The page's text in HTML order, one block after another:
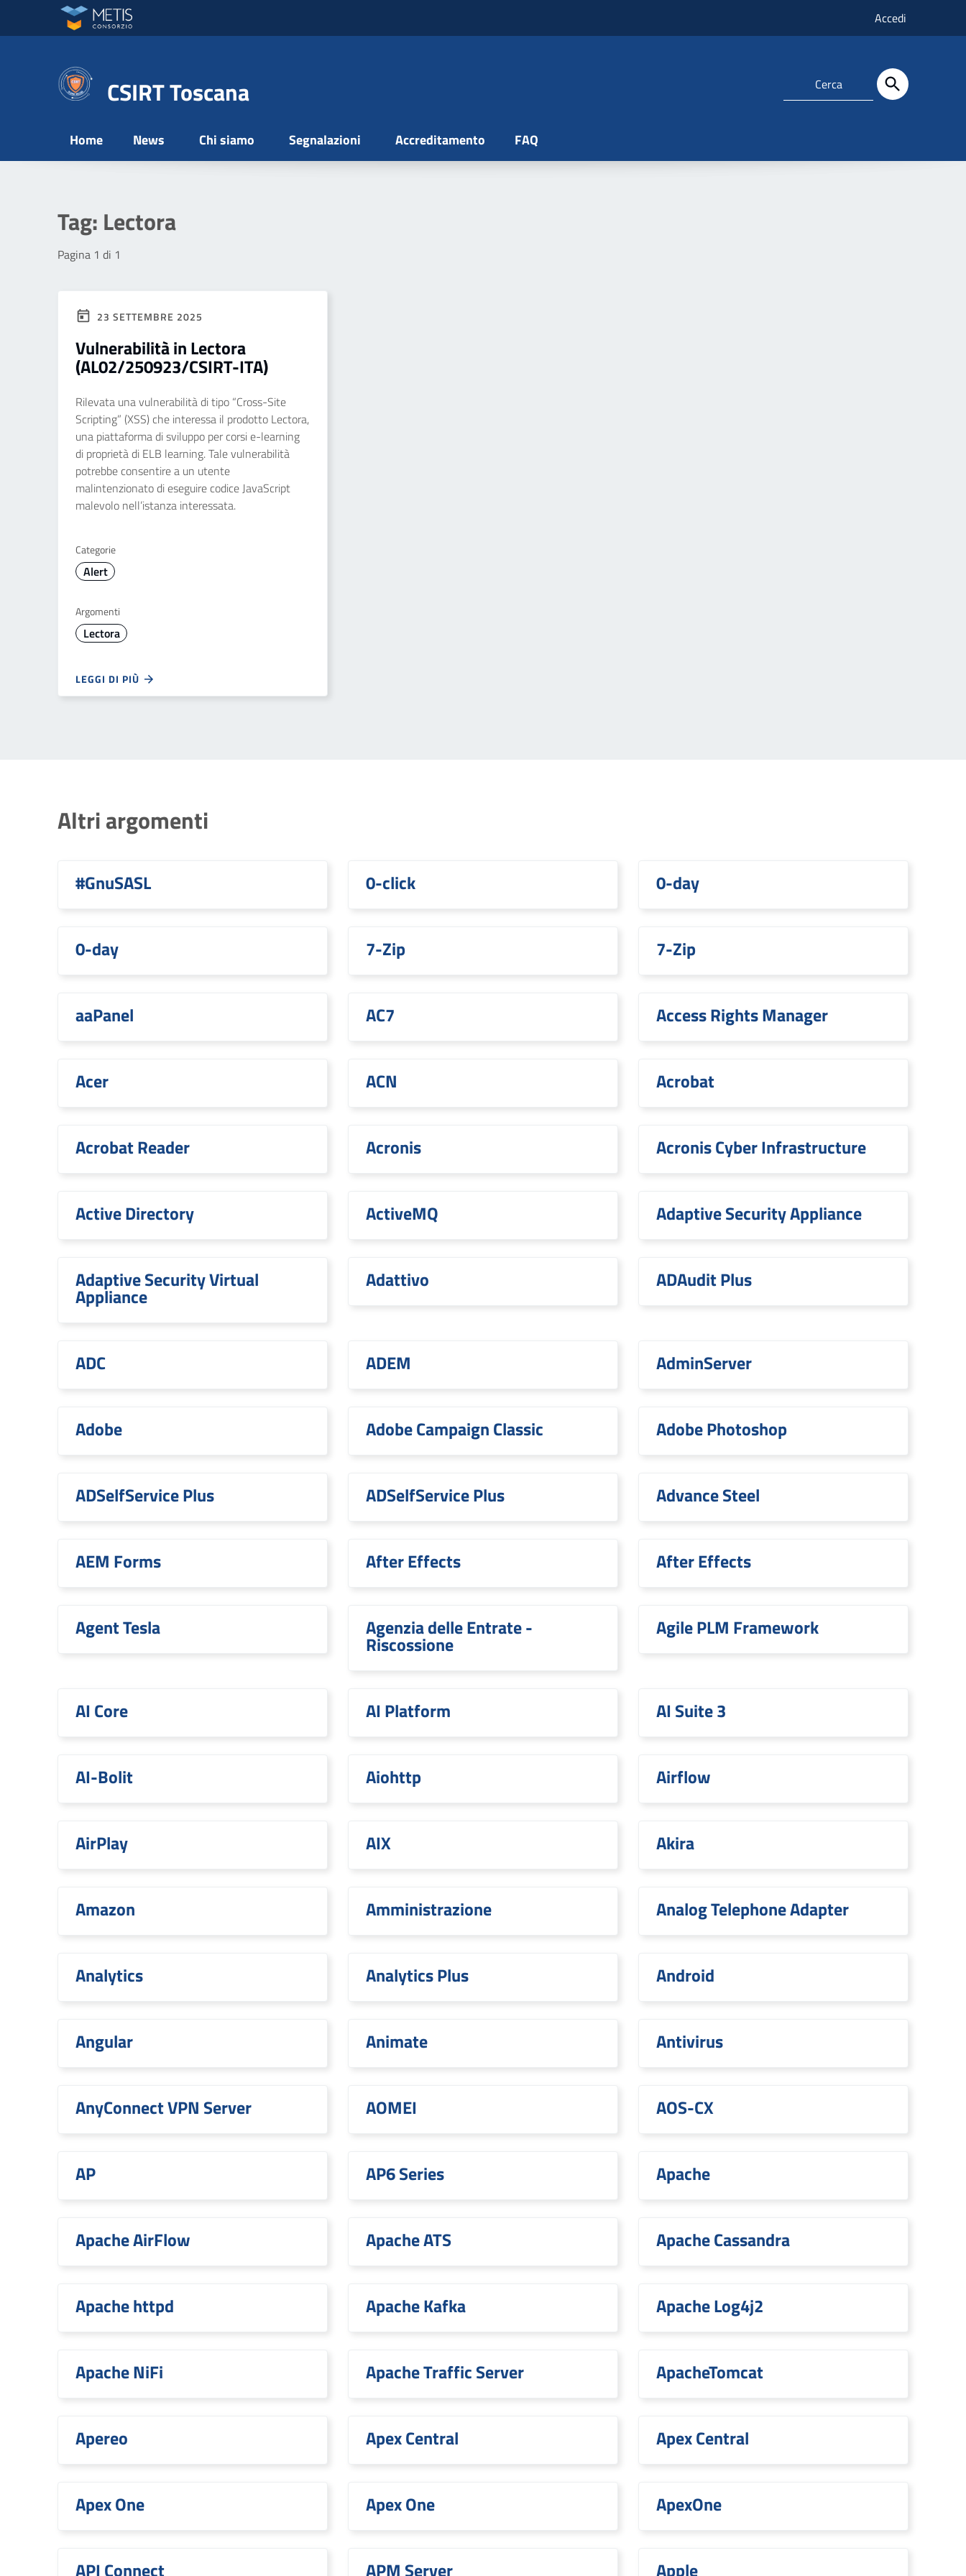
Vai ai contenuti
Vai al menu di navigazione
Accedi
CSIRT Toscana
Home News Chi siamo Segnalazioni Accreditamento FAQ
Tag: Lectora
Pagina 1 di 1
23 SETTEMBRE 2025
Vulnerabilità in Lectora
(AL02/250923/CSIRT-ITA)
Rilevata una vulnerabilità di tipo “Cross-Site
Scripting” (XSS) che interessa il prodotto Lectora,
una piattaforma di sviluppo per corsi e-learning
di proprietà di ELB learning. Tale vulnerabilità
potrebbe consentire a un utente
malintenzionato di eseguire codice JavaScript
malevolo nell’istanza interessata.
Categorie
Alert
Argomenti
Lectora
LEGGI DI PIÙ
Altri argomenti
#GnuSASL 0-click 0-day
0-day 7-Zip 7-Zip
aaPanel AC7 Access Rights Manager
Acer ACN Acrobat
Acrobat Reader Acronis Acronis Cyber Infrastructure
Active Directory ActiveMQ Adaptive Security Appliance
Adaptive Security Virtual
Appliance
Adattivo ADAudit Plus
ADC ADEM AdminServer
Adobe Adobe Campaign Classic Adobe Photoshop
ADSelfService Plus ADSelfService Plus Advance Steel
AEM Forms After Effects After Effects
Agent Tesla Agenzia delle Entrate -
Riscossione
Agile PLM Framework
AI Core AI Platform AI Suite 3
AI-Bolit Aiohttp Airflow
AirPlay AIX Akira
Amazon Amministrazione Analog Telephone Adapter
Analytics Analytics Plus Android
Angular Animate Antivirus
AnyConnect VPN Server AOMEI AOS-CX
AP AP6 Series Apache
Apache AirFlow Apache ATS Apache Cassandra
Apache httpd Apache Kafka Apache Log4j2
Apache NiFi Apache Traffic Server ApacheTomcat
Apereo Apex Central Apex Central
Apex One Apex One ApexOne
API Connect APM Server Apple